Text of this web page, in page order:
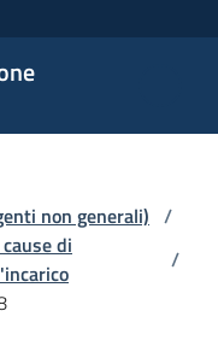
non generali) /
di
/